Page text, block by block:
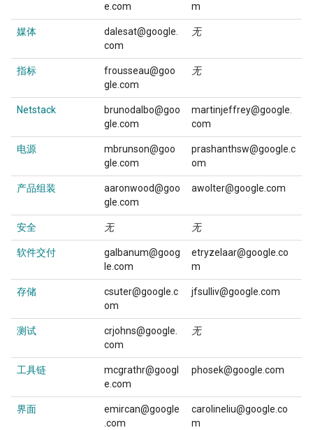
e.com
m
媒体
dalesat@google.
com
无
指标
frousseau@goo
gle.com
无
Netstack
brunodalbo@goo
gle.com
martinjeffrey@google.
com
电源
mbrunson@goo
gle.com
prashanthsw@google.c
om
产品组装
aaronwood@goo
gle.com
awolter@google.com
安全 无 无
软件交付
galbanum@goog
le.com
etryzelaar@google.co
m
存储
csuter@google.c
om
jfsulliv@google.com
测试
crjohns@google.
com
无
工具链
mcgrathr@googl
e.com
phosek@google.com
界面
emircan@google
.com
carolineliu@google.co
m